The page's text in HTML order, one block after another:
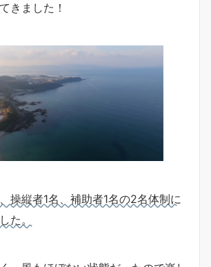
きました！
操縦者1名、補助者1名の2名体制に
た。